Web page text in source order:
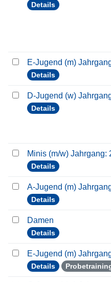
Details
E-Jugend (m)
Details
D-Jugend (w)
Details
Minis (m/w) Jahrgang:
Details
A-Jugend (m)
Details
Damen
Details
E-Jugend (m)
Details